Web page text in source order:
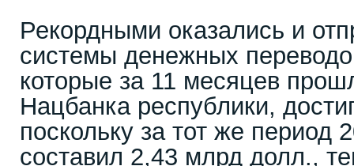
Рекордными оказались и
системы денежных
которые за 11 месяцев
Нацбанка республики,
поскольку за тот же период
составил 2,43 млрд долл.,